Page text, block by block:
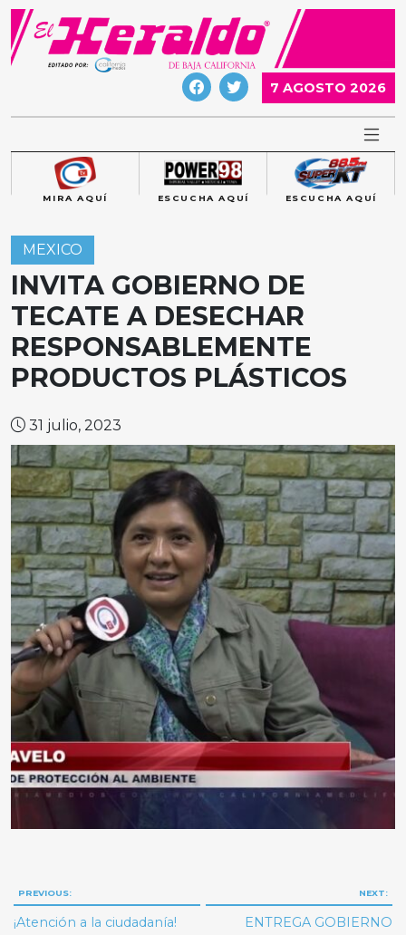
Skip
content
7 AGOSTO 2026
MIRA AQUÍ ESCUCHA AQUÍ ESCUCHA AQUÍ
MEXICO
INVITA GOBIERNO DE
TECATE A DESECHAR
RESPONSABLEMENTE
PRODUCTOS PLÁSTICOS
31 julio, 2023
Navegación
de
PREVIOUS:
¡Atención a la ciudadanía!
NEXT:
ENTREGA GOBIERNO